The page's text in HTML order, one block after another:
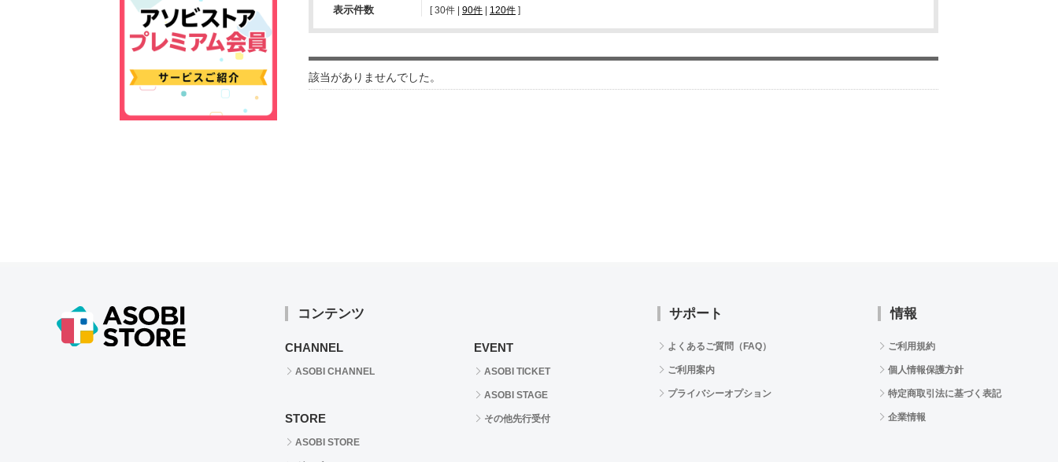
表示件数 [ 30件 | 90件 | 120件 ]
該当がありませんでした。
コンテンツ
CHANNEL
ASOBI CHANNEL
STORE
ASOBI STORE
EVENT
ASOBI TICKET
ASOBI STAGE
その他先行受付
サポート
よくあるご質問（FAQ）
ご利用案内
プライバシーオプション
情報
ご利用規約
個人情報保護方針
特定商取引法に基づく表記
企業情報